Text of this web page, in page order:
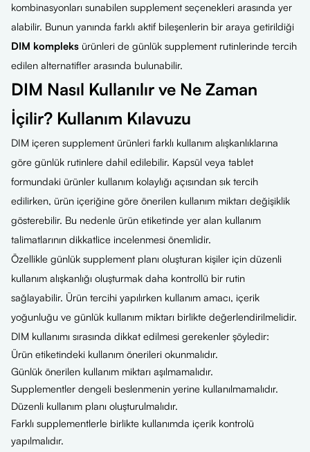
kombinasyonları sunabilen supplement seçenekleri arasında yer
alabilir. Bunun yanında farklı aktif bileşenlerin bir araya getirildiği
DIM kompleks ürünleri de günlük supplement rutinlerinde tercih
edilen alternatifler arasında bulunabilir.
DIM Nasıl Kullanılır ve Ne Zaman
İçilir? Kullanım Kılavuzu
DIM içeren supplement ürünleri farklı kullanım alışkanlıklarına
göre günlük rutinlere dahil edilebilir. Kapsül veya tablet
formundaki ürünler kullanım kolaylığı açısından sık tercih
edilirken, ürün içeriğine göre önerilen kullanım miktarı değişiklik
gösterebilir. Bu nedenle ürün etiketinde yer alan kullanım
talimatlarının dikkatlice incelenmesi önemlidir.
Özellikle günlük supplement planı oluşturan kişiler için düzenli
kullanım alışkanlığı oluşturmak daha kontrollü bir rutin
sağlayabilir. Ürün tercihi yapılırken kullanım amacı, içerik
yoğunluğu ve günlük kullanım miktarı birlikte değerlendirilmelidir.
DIM kullanımı sırasında dikkat edilmesi gerekenler şöyledir:
Ürün etiketindeki kullanım önerileri okunmalıdır.
Günlük önerilen kullanım miktarı aşılmamalıdır.
Supplementler dengeli beslenmenin yerine kullanılmamalıdır.
Düzenli kullanım planı oluşturulmalıdır.
Farklı supplementlerle birlikte kullanımda içerik kontrolü
yapılmalıdır.